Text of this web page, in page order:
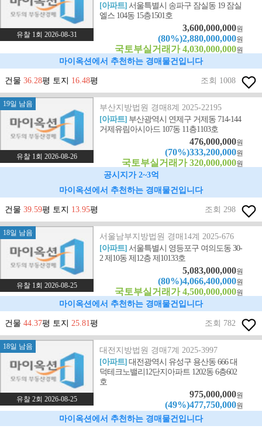
유찰 1회 2026-08-31
[아파트]서울특별시 송파구 잠실동 19 잠실
엘스 104동 15층1501호
3,600,000,000원
(80%)2,880,000,000원
국토부실거래가 4,030,000,000원
마이옥션에서 추천하는 경매물건입니다
건물 36.28평 토지 16.48평 조회 1008
19일 남음
유찰 1회 2026-08-26
부산지방법원 경매8계 2025-22195
[아파트] 부산광역시 연제구 거제동 714-144
거제유림아시아드 107동 11층1103호
476,000,000원
(70%)333,200,000원
국토부실거래가 320,000,000원
공시지가 2~3억
마이옥션에서 추천하는 경매물건입니다
건물 39.59평 토지 13.95평 조회 298
18일 남음
유찰 1회 2026-08-25
서울남부지방법원 경매14계 2025-676
[아파트]서울특별시 영등포구 여의도동 30-
2 제10동 제12층 제10133호
5,083,000,000원
(80%)4,066,400,000원
국토부실거래가 4,500,000,000원
마이옥션에서 추천하는 경매물건입니다
건물 44.37평 토지 25.81평 조회 782
18일 남음
유찰 2회 2026-08-25
대전지방법원 경매7계 2025-3997
[아파트]대전광역시 유성구 용산동 666 대
덕테크노밸리12단지아파트 1202동 6층602
호
975,000,000원
(49%)477,750,000원
마이옥션에서 추천하는 경매물건입니다